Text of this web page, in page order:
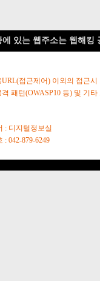
에 있는 웹주소는 웹해킹
URL(접근제어) 이외의 접근시
패턴(OWASP10 등) 및 기
: 디지털정보실
: 042-879-6249